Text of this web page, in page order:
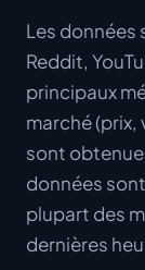
Les données
Reddit,
principaux
marché
sont
données
plupart des
dernières